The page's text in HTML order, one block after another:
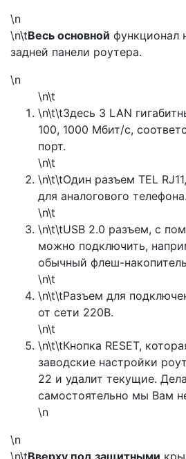
\n
\n\tВесь основной функционал
задней панели роутера.
\n
\n\t
\n\t\tЗдесь 3 LAN
100, 1000 Мбит/с,
порт.
\n\t
\n\t\tОдин разъем TEL
для аналогового телефона.
\n\t
\n\t\tUSB 2.0 разъем, с
можно подключить,
обычный флеш-
\n\t
\n\t\tРазъем для
от сети 220В.
\n\t
\n\t\tКнопка RESET,
заводские настройки
22 и удалит текущие.
самостоятельно мы Вам
\n
\n
\n\tВверху под защитными